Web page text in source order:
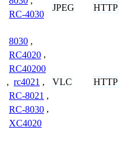
RC-4030
JPEG HTTP
8030 ,
RC4020 ,
RC40200
, rc4021 ,
RC-8021 ,
RC-8030 ,
XC4020
VLC HTTP